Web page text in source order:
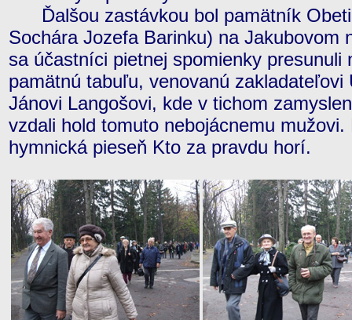
Ďalšou zastávkou bol pamätník
Sochára Jozefa Barinku) na Jakubovom
sa účastníci pietnej spomienky presunuli
pamätnú tabuľu, venovanú zakladateľovi
Jánovi Langošovi, kde v tichom
vzdali hold tomuto nebojácnemu
hymnická pieseň Kto za pravdu horí.